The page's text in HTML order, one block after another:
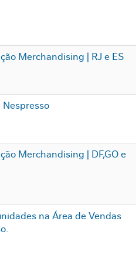
Merchandising | RJ e ES
Merchandising | DF,GO e
na Área de Vendas